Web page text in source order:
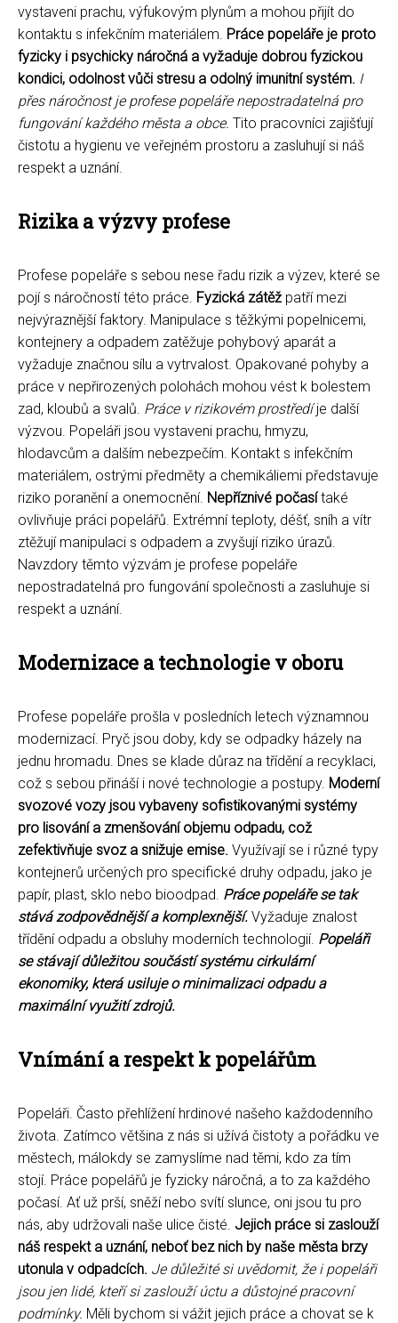
vystaveni prachu, výfukovým plynům a mohou přijít do
kontaktu s infekčním materiálem. Práce popeláře je proto
fyzicky i psychicky náročná a vyžaduje dobrou fyzickou
kondici, odolnost vůči stresu a odolný imunitní systém. I
přes náročnost je profese popeláře nepostradatelná pro
fungování každého města a obce. Tito pracovníci zajišťují
čistotu a hygienu ve veřejném prostoru a zasluhují si náš
respekt a uznání.
Rizika a výzvy profese
Profese popeláře s sebou nese řadu rizik a výzev, které se
pojí s náročností této práce. Fyzická zátěž patří mezi
nejvýraznější faktory. Manipulace s těžkými popelnicemi,
kontejnery a odpadem zatěžuje pohybový aparát a
vyžaduje značnou sílu a vytrvalost. Opakované pohyby a
práce v nepřirozených polohách mohou vést k bolestem
zad, kloubů a svalů. Práce v rizikovém prostředíje další
výzvou. Popeláři jsou vystaveni prachu, hmyzu,
hlodavcům a dalším nebezpečím. Kontakt s infekčním
materiálem, ostrými předměty a chemikáliemi představuje
riziko poranění a onemocnění. Nepříznivé počasítaké
ovlivňuje práci popelářů. Extrémní teploty, déšť, sníh a vítr
ztěžují manipulaci s odpadem a zvyšují riziko úrazů.
Navzdory těmto výzvám je profese popeláře
nepostradatelná pro fungování společnosti a zasluhuje si
respekt a uznání.
Modernizace a technologie v oboru
Profese popeláře prošla v posledních letech významnou
modernizací. Pryč jsou doby, kdy se odpadky házely na
jednu hromadu. Dnes se klade důraz na třídění a recyklaci,
což s sebou přináší i nové technologie a postupy. Moderní
svozové vozy jsou vybaveny sofistikovanými systémy
pro lisování a zmenšování objemu odpadu, což
zefektivňuje svoz a snižuje emise. Využívají se i různé typy
kontejnerů určených pro specifické druhy odpadu, jako je
papír, plast, sklo nebo bioodpad. Práce popeláře se tak
stává zodpovědnější a komplexnější. Vyžaduje znalost
třídění odpadu a obsluhy moderních technologií. Popeláři
se stávají důležitou součástí systému cirkulární
ekonomiky, která usiluje o minimalizaci odpadu a
maximální využití zdrojů.
Vnímání a respekt k popelářům
Popeláři. Často přehlížení hrdinové našeho každodenního
života. Zatímco většina z nás si užívá čistoty a pořádku ve
městech, málokdy se zamyslíme nad těmi, kdo za tím
stojí. Práce popelářů je fyzicky náročná, a to za každého
počasí. Ať už prší, sněží nebo svítí slunce, oni jsou tu pro
nás, aby udržovali naše ulice čisté. Jejich práce si zaslouží
náš respekt a uznání, neboť bez nich by naše města brzy
utonula v odpadcích. Je důležité si uvědomit, že i popeláři
jsou jen lidé, kteří si zaslouží úctu a důstojné pracovní
podmínky. Měli bychom si vážit jejich práce a chovat se k